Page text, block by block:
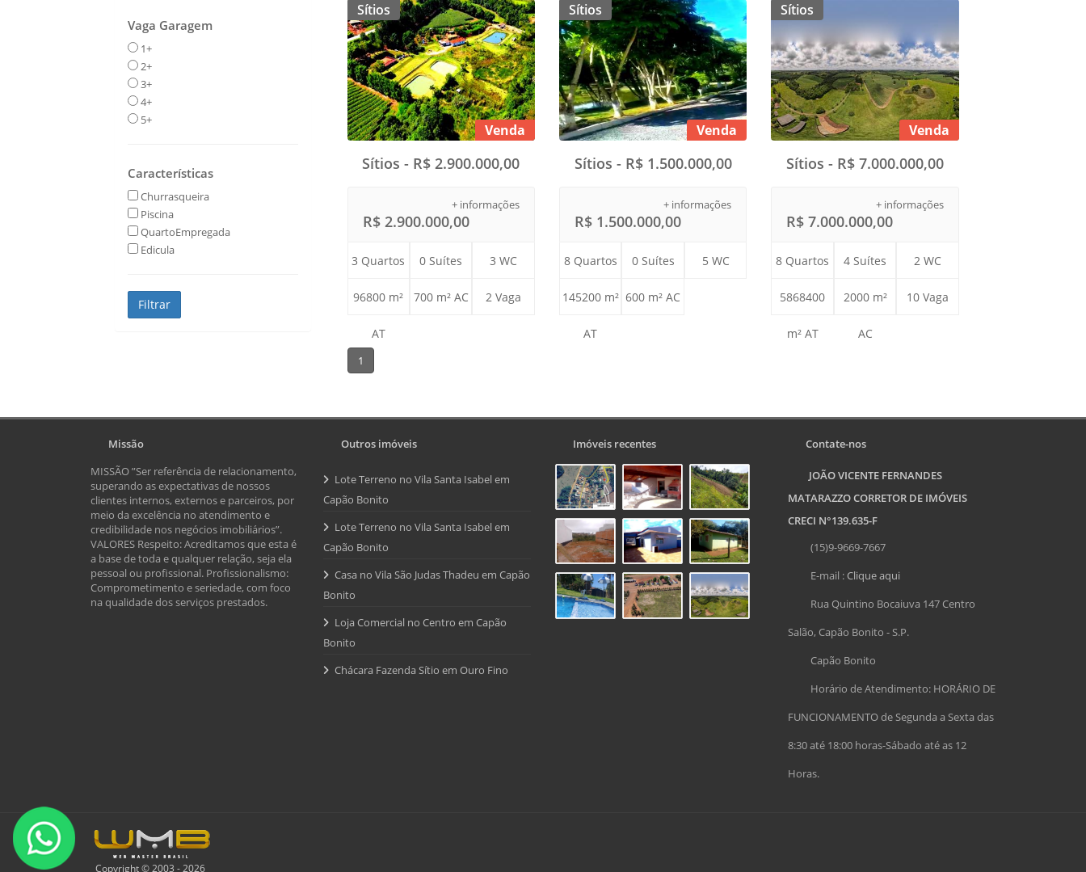
Vaga Garagem
1+
2+
3+
4+
5+
Características
Churrasqueira
Piscina
QuartoEmpregada
Edicula
Sítios
Venda
Sítios - R$ 2.900.000,00
+ informações
R$ 2.900.000,00
3 Quartos 0 Suítes 3 WC
96800 m²
AT
700 m² AC 2 Vaga
Sítios
Venda
Sítios - R$ 1.500.000,00
+ informações
R$ 1.500.000,00
8 Quartos 0 Suítes 5 WC
145200 m²
AT
600 m² AC
Sítios
Venda
Sítios - R$ 7.000.000,00
+ informações
R$ 7.000.000,00
8 Quartos 4 Suítes 2 WC
5868400
m² AT
2000 m²
AC
10 Vaga
1
Missão
MISSÃO ”Ser referência de relacionamento,
superando as expectativas de nossos
clientes internos, externos e parceiros, por
meio da excelência no atendimento e
credibilidade nos negócios imobiliários”.
VALORES Respeito: Acreditamos que esta é
a base de toda e qualquer relação, seja ela
pessoal ou profissional. Profissionalismo:
Comprometimento e seriedade, com foco
na qualidade dos serviços prestados.
Outros imóveis
Lote Terreno no Vila Santa Isabel em
Capão Bonito
Lote Terreno no Vila Santa Isabel em
Capão Bonito
Casa no Vila São Judas Thadeu em Capão
Bonito
Loja Comercial no Centro em Capão
Bonito
Chácara Fazenda Sítio em Ouro Fino
Imóveis recentes Contate-nos
JOÃO VICENTE FERNANDES
MATARAZZO CORRETOR DE IMÓVEIS
CRECI N°139.635-F
(15)9-9669-7667
E-mail :Clique aqui
Rua Quintino Bocaiuva 147 Centro
Salão, Capão Bonito - S.P.
Capão Bonito
Horário de Atendimento: HORÁRIO DE
FUNCIONAMENTO de Segunda a Sexta das
8:30 até 18:00 horas-Sábado até as 12
Horas.
Copyright © 2003 - 2026